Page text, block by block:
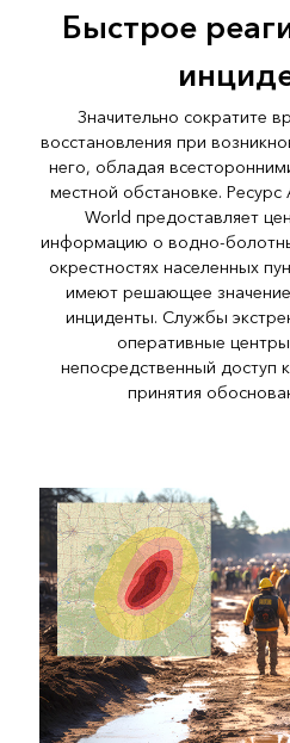
Быстрое
Значительно сократите
восстановления при
него, обладая
местной обстановке.
World предоставляет
информацию о водно-
окрестностях населенных
имеют решающее
инциденты. Службы
оперативные
непосредственный доступ
принятия